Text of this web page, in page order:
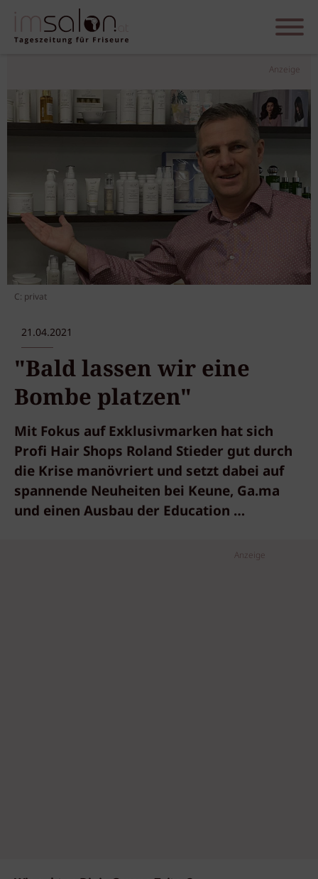
Anzeige
C: privat
21.04.2021
"Bald lassen wir eine
Bombe platzen"
Mit Fokus auf Exklusivmarken hat sich
Profi Hair Shops Roland Stieder gut durch
die Krise manövriert und setzt dabei auf
spannende Neuheiten bei Keune, Ga.ma
und einen Ausbau der Education …
Anzeige